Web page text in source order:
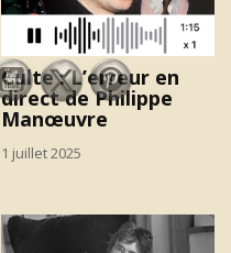
Culte : L’erreur en
direct de Philippe
Manœuvre
1 juillet 2025